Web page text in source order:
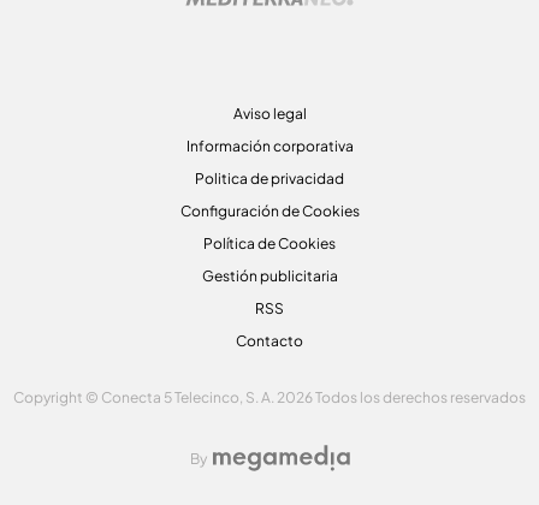
Aviso legal
Información corporativa
Politica de privacidad
Configuración de Cookies
Política de Cookies
Gestión publicitaria
RSS
Contacto
Copyright © Conecta 5 Telecinco, S. A. 2026 Todos los derechos reservados
By